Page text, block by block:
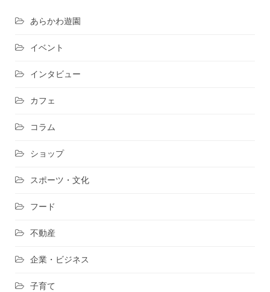
あらかわ遊園
イベント
インタビュー
カフェ
コラム
ショップ
スポーツ・文化
フード
不動産
企業・ビジネス
子育て